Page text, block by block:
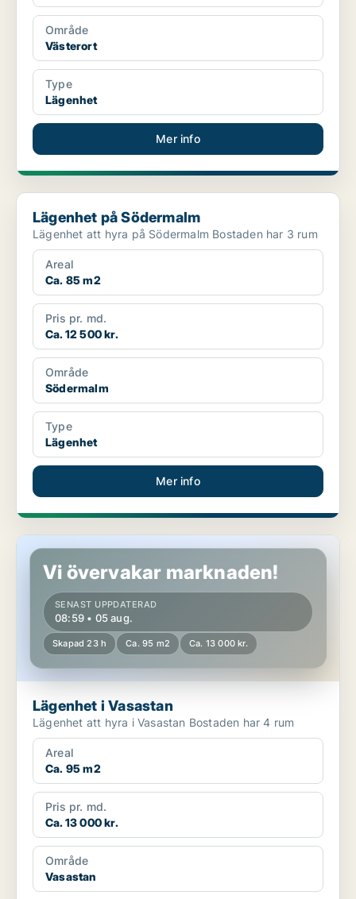
Område
Västerort
Type
Lägenhet
Mer info
Lägenhet på Södermalm
Lägenhet på Södermalm
Lägenhet att hyra på Södermalm Bostaden har 3 rum
Areal
Ca. 85 m2
Pris pr. md.
Ca. 12 500 kr.
Område
Södermalm
Type
Lägenhet
Mer info
Lägenhet i Vasastan
Vi övervakar marknaden!
SENAST UPPDATERAD
08:59 • 05 aug.
Skapad 23 h Ca. 95 m2 Ca. 13 000 kr.
Lägenhet i Vasastan
Lägenhet att hyra i Vasastan Bostaden har 4 rum
Areal
Ca. 95 m2
Pris pr. md.
Ca. 13 000 kr.
Område
Vasastan